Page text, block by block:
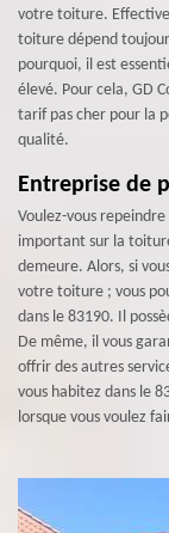
votre toiture.
toiture dépend
pourquoi, il est
élevé. Pour cela, GD
tarif pas cher pour la
qualité.
Entreprise de
Voulez-vous
important sur la
demeure. Alors, si
votre toiture ; vous
dans le 83190. Il
De même, il vous
offrir des autres
vous habitez dans le
lorsque vous voulez